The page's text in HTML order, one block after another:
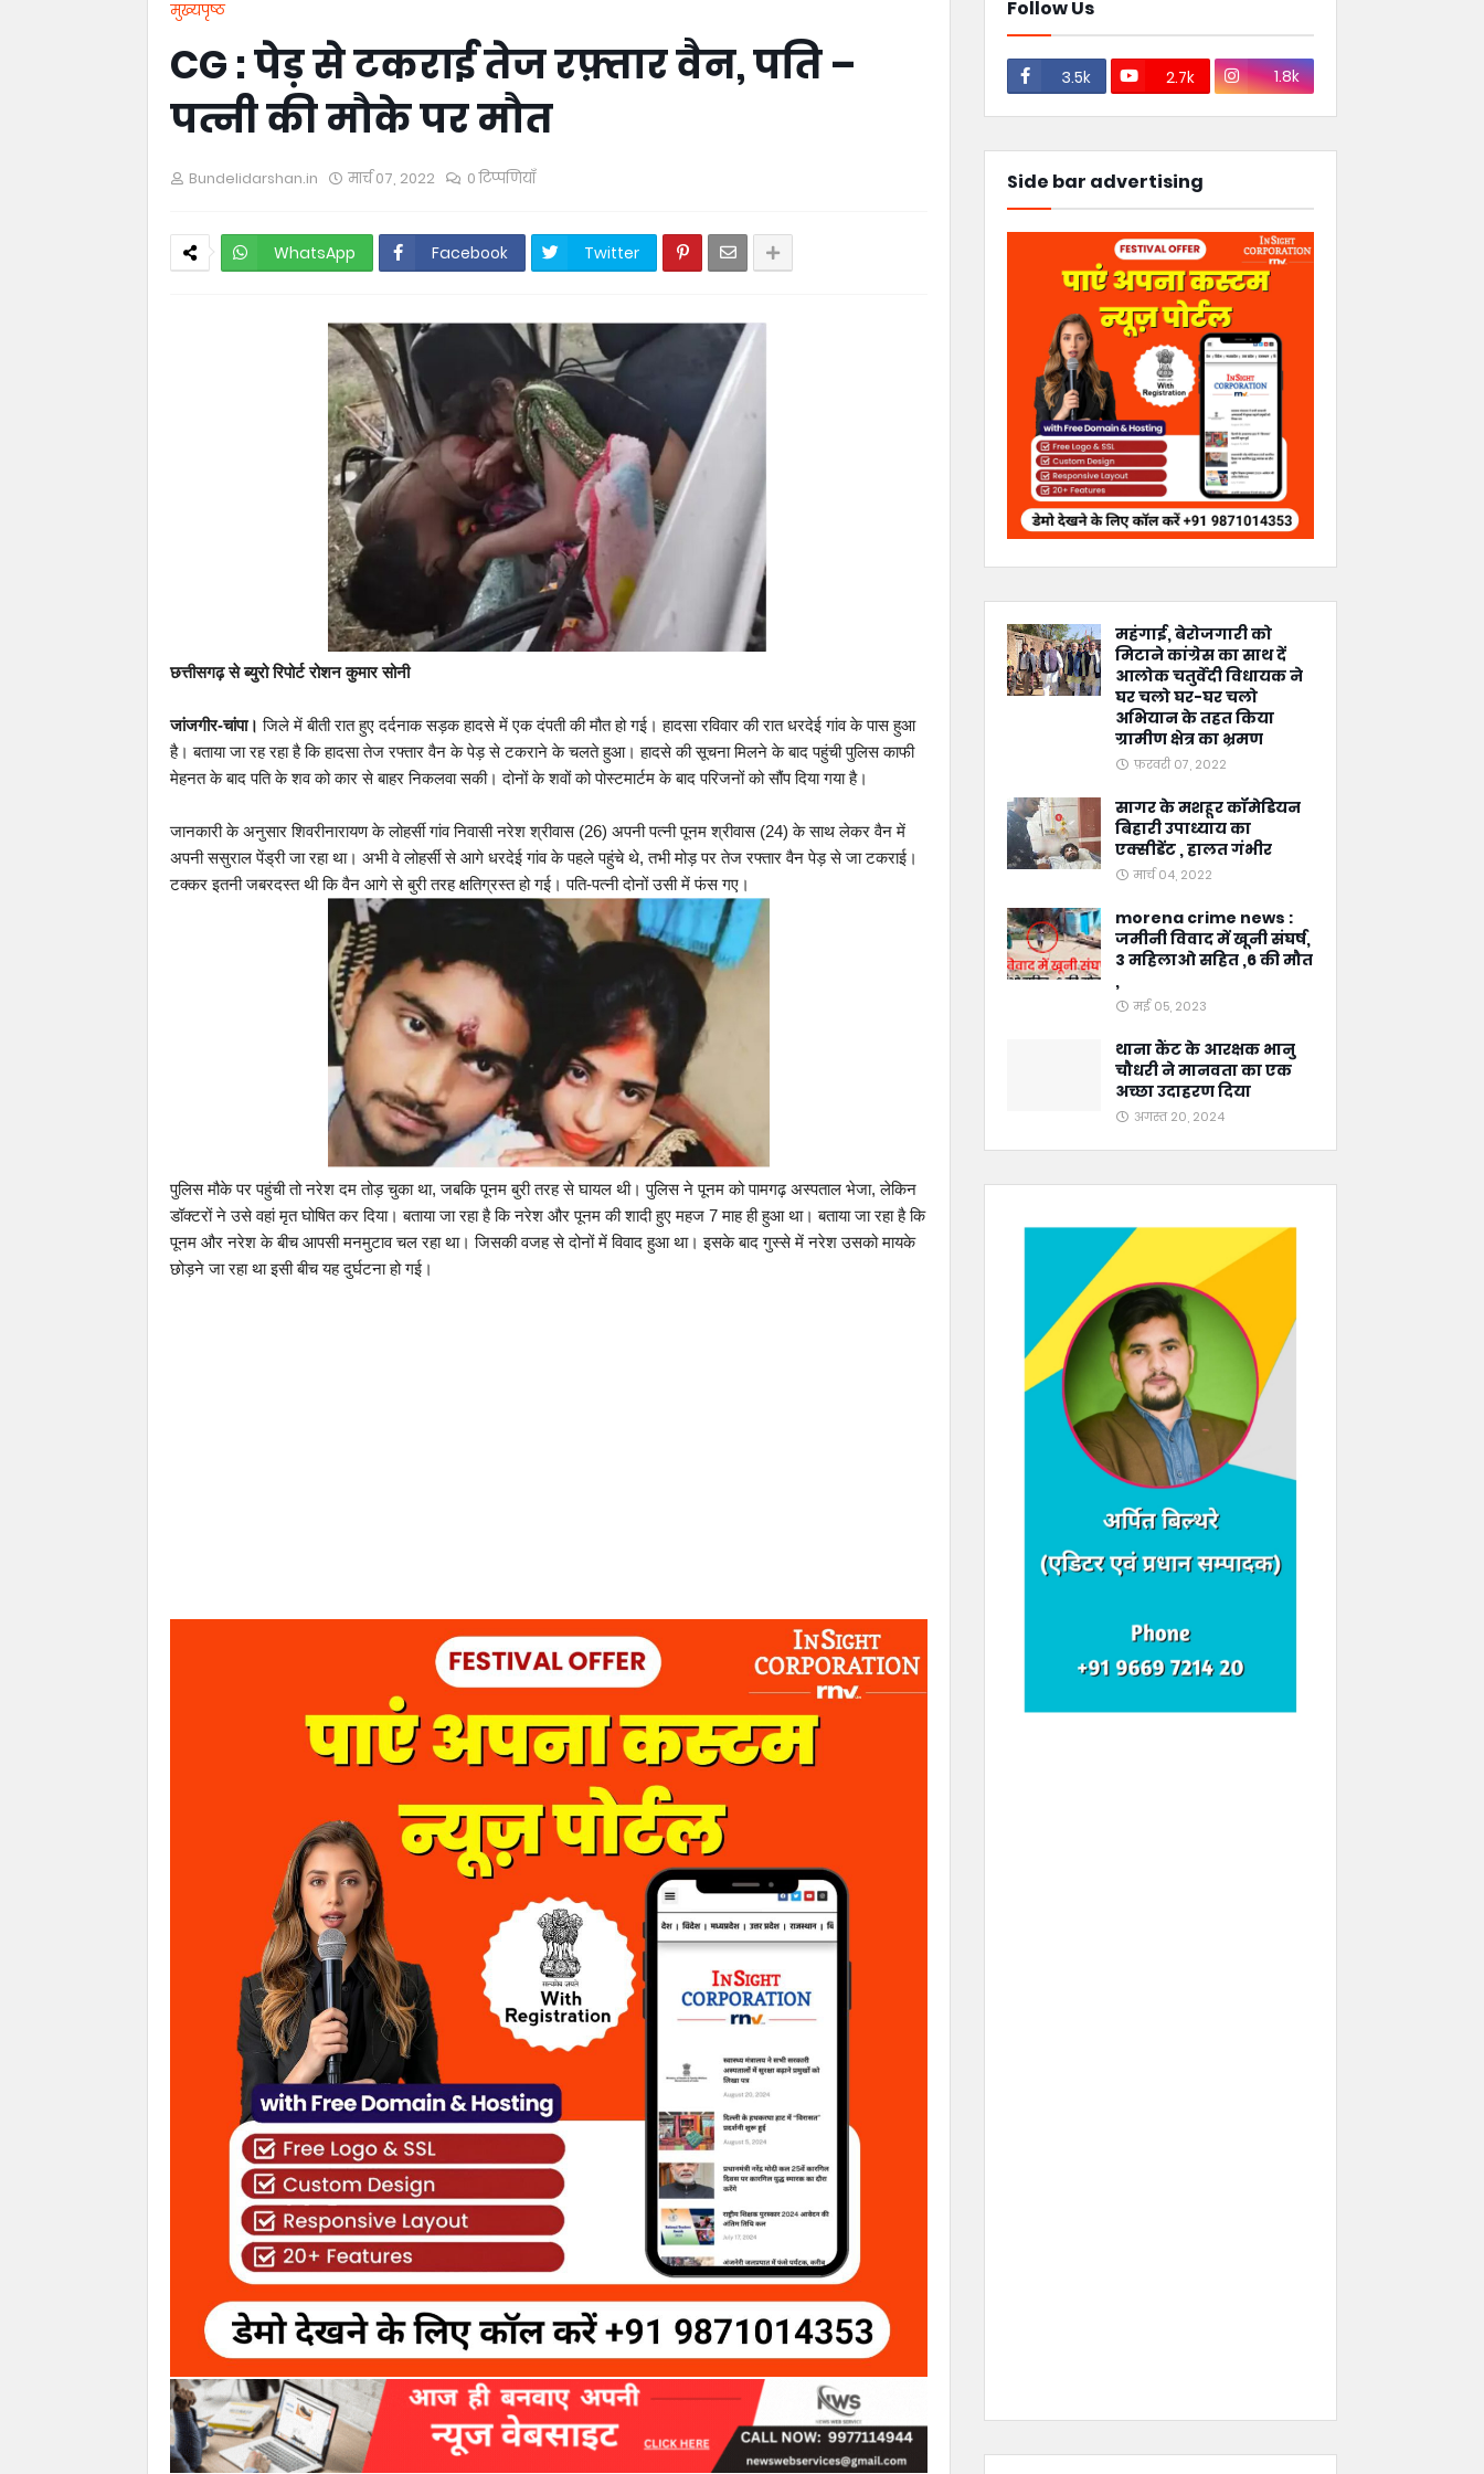
मुख्यपृष्ठ
CG : पेड़ से टकराई तेज रफ़्तार वैन, पति –
पत्नी की मौके पर मौत
Bundelidarshan.in मार्च 07, 2022 0 टिप्पणियाँ
WhatsApp Facebook Twitter
छत्तीसगढ़ से ब्युरो रिपोर्ट रोशन कुमार सोनी
जांजगीर-चांपा। जिले में बीती रात हुए दर्दनाक सड़क हादसे में एक दंपती की मौत हो गई। हादसा रविवार की रात धरदेई गांव के पास हुआ
है। बताया जा रह रहा है कि हादसा तेज रफ्तार वैन के पेड़ से टकराने के चलते हुआ। हादसे की सूचना मिलने के बाद पहुंची पुलिस काफी
मेहनत के बाद पति के शव को कार से बाहर निकलवा सकी। दोनों के शवों को पोस्टमार्टम के बाद परिजनों को सौंप दिया गया है।
जानकारी के अनुसार शिवरीनारायण के लोहर्सी गांव निवासी नरेश श्रीवास (26) अपनी पत्नी पूनम श्रीवास (24) के साथ लेकर वैन में
अपनी ससुराल पेंड्री जा रहा था। अभी वे लोहर्सी से आगे धरदेई गांव के पहले पहुंचे थे, तभी मोड़ पर तेज रफ्तार वैन पेड़ से जा टकराई।
टक्कर इतनी जबरदस्त थी कि वैन आगे से बुरी तरह क्षतिग्रस्त हो गई। पति-पत्नी दोनों उसी में फंस गए।
पुलिस मौके पर पहुंची तो नरेश दम तोड़ चुका था, जबकि पूनम बुरी तरह से घायल थी। पुलिस ने पूनम को पामगढ़ अस्पताल भेजा, लेकिन
डॉक्टरों ने उसे वहां मृत घोषित कर दिया। बताया जा रहा है कि नरेश और पूनम की शादी हुए महज 7 माह ही हुआ था। बताया जा रहा है कि
पूनम और नरेश के बीच आपसी मनमुटाव चल रहा था। जिसकी वजह से दोनों में विवाद हुआ था। इसके बाद गुस्से में नरेश उसको मायके
छोड़ने जा रहा था इसी बीच यह दुर्घटना हो गई।
Follow Us
3.5k 2.7k 1.8k
Side bar advertising
महंगाई, बेरोजगारी को
मिटाने कांग्रेस का साथ दें
आलोक चतुर्वेदी विधायक ने
घर चलो घर-घर चलो
अभियान के तहत किया
ग्रामीण क्षेत्र का भ्रमण
फ़रवरी 07, 2022
सागर के मशहूर कॉमेडियन
बिहारी उपाध्याय का
एक्सीडेंट , हालत गंभीर
मार्च 04, 2022
morena crime news :
जमीनी विवाद में खूनी संघर्ष,
3 महिलाओ सहित ,6 की मौत
,
मई 05, 2023
थाना कैंट के आरक्षक भानु
चौधरी ने मानवता का एक
अच्छा उदाहरण दिया
अगस्त 20, 2024